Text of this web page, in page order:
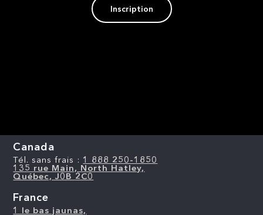
Inscription
Canada
Tél. sans frais : 1 888 250-1850
135 rue Main, North Hatley,
Québec, J0B 2C0
France
1 le bas jaunas,